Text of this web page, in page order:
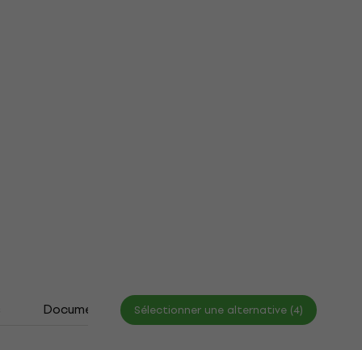
Documents Sélectionner une alternative (4)